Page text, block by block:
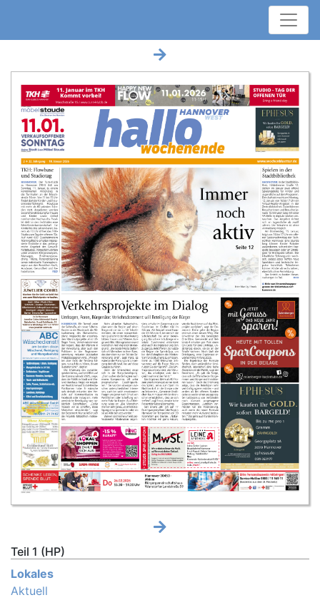
Teil 1 (HP)
Lokales
Aktuell